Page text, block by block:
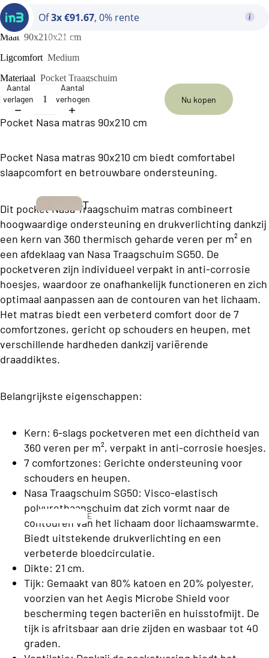
ll
o
ll
c
o
B
u
s
i
n
e
s
s
a
s
C
o
ll
e
c
ti
o
n
T
h
Bedden
T
w
e
e
p
e
r
s
o
s
e
d
d
e
n
S
f
a
b
Boxsprings
E
e
n
p
r
s
o
o
s
Of3x €91.67, 0% rente
Maat 90x210x21 cm
Ligcomfort Medium
Materiaal Pocket Traagschuim
Aantal
verlagen
Aantal
verhogen
Nu kopen
Pocket Nasa matras 90x210 cm
Pocket Nasa matras 90x210 cm biedt comfortabel
slaapcomfort en betrouwbare ondersteuning.
Dit pocket Nasa Traagschuim matras combineert
hoogwaardige ondersteuning en drukverlichting dankzij
een kern van 360 thermisch geharde veren per m² en
een afdeklaag van Nasa Traagschuim SG50. De
pocketveren zijn individueel verpakt in anti-corrosie
hoesjes, waardoor ze onafhankelijk functioneren en zich
optimaal aanpassen aan de contouren van het lichaam.
Het matras biedt een verbeterd comfort door de 7
comfortzones, gericht op schouders en heupen, met
verschillende hardheden dankzij variërende
draaddiktes.
Belangrijkste eigenschappen:
Kern: 6-slags pocketveren met een dichtheid van
360 veren per m², verpakt in anti-corrosie hoesjes.
7 comfortzones: Gerichte ondersteuning voor
schouders en heupen.
Nasa Traagschuim SG50: Visco-elastisch
polyurethaanschuim dat zich vormt naar de
contouren van het lichaam door lichaamswarmte.
Biedt uitstekende drukverlichting en een
verbeterde bloedcirculatie.
Dikte: 21 cm.
Tijk: Gemaakt van 80% katoen en 20% polyester,
voorzien van het Aegis Microbe Shield voor
bescherming tegen bacteriën en huisstofmijt. De
tijk is afritsbaar aan drie zijden en wasbaar tot 40
graden.